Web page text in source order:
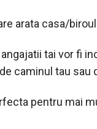
arata casa/
tai vor fi
caminul tau
pentru mai